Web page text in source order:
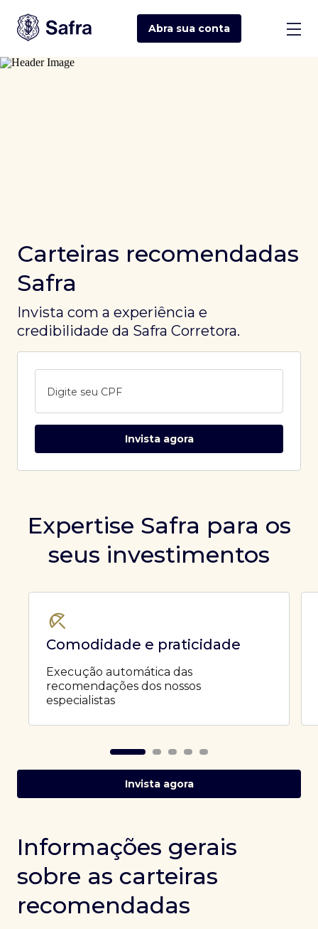
Abra sua conta
Carteiras recomendadas
Safra
Invista com a experiência e
credibilidade da Safra Corretora.
Digite seu CPF
Invista agora
Expertise Safra para os
seus investimentos
Comodidade e praticidade
Execução automática das
recomendações dos nossos
especialistas
Invista agora
Informações gerais
sobre as carteiras
recomendadas